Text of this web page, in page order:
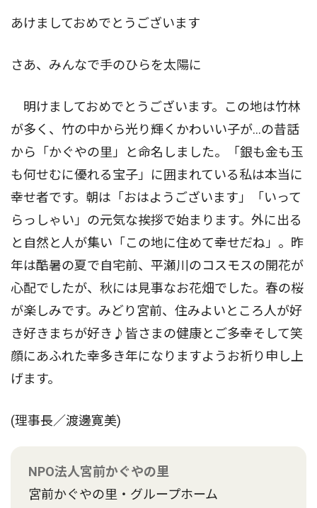
あけましておめでとうございます
さあ、みんなで手のひらを太陽に
明けましておめでとうございます。この地は竹林
が多く、竹の中から光り輝くかわいい子が…の昔話
から「かぐやの里」と命名しました。「銀も金も玉
も何せむに優れる宝子」に囲まれている私は本当に
幸せ者です。朝は「おはようございます」「いって
らっしゃい」の元気な挨拶で始まります。外に出る
と自然と人が集い「この地に住めて幸せだね」。昨
年は酷暑の夏で自宅前、平瀬川のコスモスの開花が
心配でしたが、秋には見事なお花畑でした。春の桜
が楽しみです。みどり宮前、住みよいところ人が好
き好きまちが好き♪皆さまの健康とご多幸そして笑
顔にあふれた幸多き年になりますようお祈り申し上
げます。
(理事長／渡邊寛美)
NPO法人宮前かぐやの里
宮前かぐやの里・グループホーム